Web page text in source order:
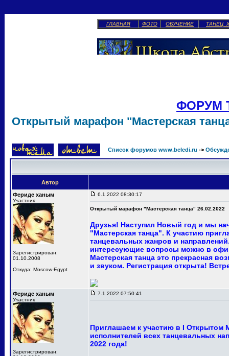
ГЛАВНАЯ ФОТО ОБУЧЕНИЕ ТАНЕЦ
ФОРУМ
Открытый марафон "Мастерская
Список форумов www.beledi.ru ->
Автор
Фериде ханым
Участник
Зарегистрирован:
01.10.2008
Откуда: Moscow-Egypt
6.1.2022 08:30:17
Открытый марафон "Мастерская танца" 26.02.2022
Друзья! Наступил Новый год и мы
"Мастерская танца". К участию
танцевальных жанров и
интересующие вопросы можно в
Мастерская танца это прекрасная
и звуком. Регистрация открыта!
Фериде ханым
Участник
Зарегистрирован:
7.1.2022 07:50:41
Приглашаем к участию в I
исполнителей всех танцевальных
2022 года!